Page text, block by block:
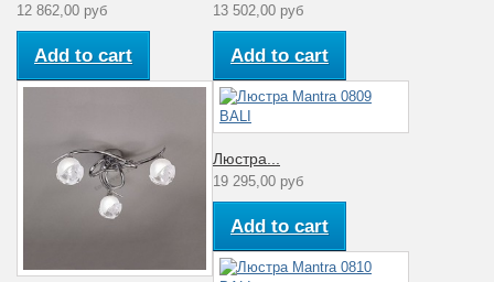
12 862,00 руб
Add to cart
13 502,00 руб
Add to cart
Люстра...
19 295,00 руб
Add to cart